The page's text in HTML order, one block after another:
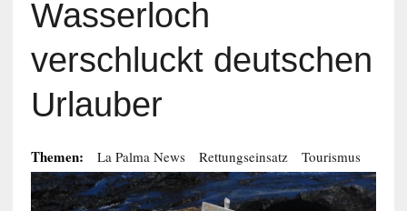
Wasserloch
verschluckt deutschen
Urlauber
Themen: La Palma News Rettungseinsatz Tourismus